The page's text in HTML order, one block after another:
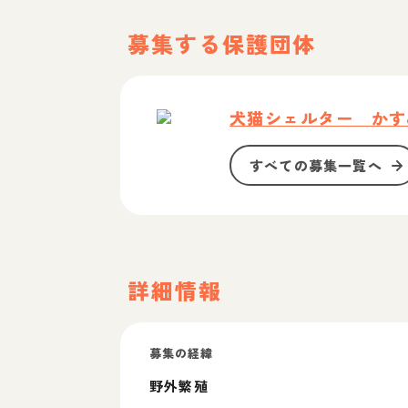
募集する保護団体
犬猫シェルター か
すべての募集一覧へ
詳細情報
募集の経緯
野外繁殖